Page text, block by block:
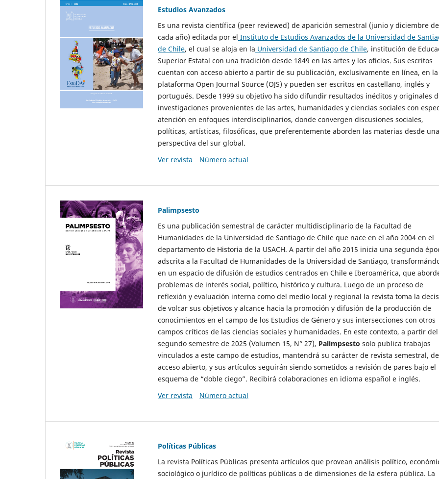
Estudios Avanzados
Es una revista científica (peer reviewed) de aparición semestral (junio y diciembre de
cada año) editada por el Instituto de Estudios Avanzados de la Universidad de
de Chile, el cual se aloja en la Universidad de Santiago de Chile, institución de
Superior Estatal con una tradición desde 1849 en las artes y los oficios. Sus escritos
cuentan con acceso abierto a partir de su publicación, exclusivamente en línea, en la
plataforma Open Journal Source (OJS) y pueden ser escritos en castellano, inglés y
portugués. Desde 1999 su objetivo ha sido difundir resultados inéditos y originales
investigaciones provenientes de las artes, humanidades y ciencias sociales con
atención en enfoques interdisciplinarios, donde convergen discusiones sociales,
políticas, artísticas, filosóficas, que preferentemente aborden las materias desde una
perspectiva del sur global.
Ver revista
Número actual
Palimpsesto
Es una publicación semestral de carácter multidisciplinario de la Facultad de
Humanidades de la Universidad de Santiago de Chile que nace en el año 2004 en el
departamento de Historia de la USACH. A partir del año 2015 inicia una segunda
adscrita a la Facultad de Humanidades de la Universidad de Santiago,
en un espacio de difusión de estudios centrados en Chile e Iberoamérica, que
problemas de interés social, político, histórico y cultura. Luego de un proceso de
reflexión y evaluación interna como del medio local y regional la revista toma la
de volcar sus objetivos y alcance hacia la promoción y difusión de la producción de
conocimientos en el campo de los Estudios de Género y sus intersecciones con otros
campos críticos de las ciencias sociales y humanidades. En este contexto, a partir del
segundo semestre de 2025 (Volumen 15, N° 27), Palimpsesto solo publica trabajos
vinculados a este campo de estudios, mantendrá su carácter de revista semestral, de
acceso abierto, y sus artículos seguirán siendo sometidos a revisión de pares bajo el
esquema de “doble ciego”. Recibirá colaboraciones en idioma español e inglés.
Ver revista
Número actual
Políticas Públicas
La revista Políticas Públicas presenta artículos que provean análisis político,
sociológico o jurídico de políticas públicas o de dimensiones de la esfera pública. La